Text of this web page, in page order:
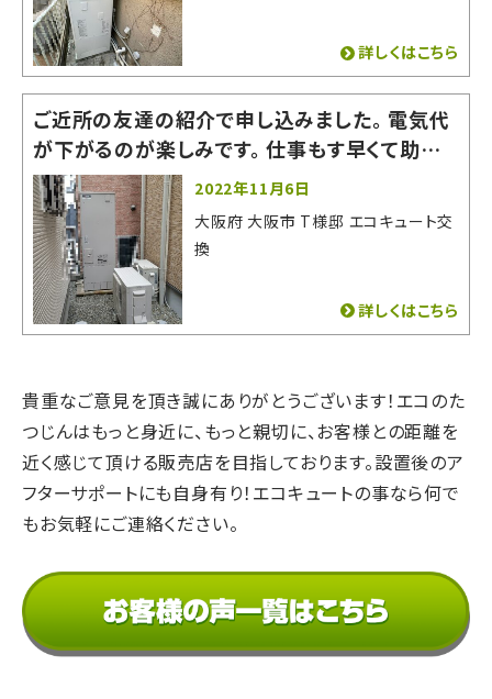
詳しくはこちら
ご近所の友達の紹介で申し込みました。 電気代
が下がるのが楽しみです。 仕事もす早くて助かり
ました。
2022年11月6日
大阪府 大阪市 T様邸 エコキュート交
換
詳しくはこちら
貴重なご意見を頂き誠にありがとうございます！ エコのた
つじんはもっと身近に、もっと親切に、お客様との距離を
近く感じて頂ける販売店を目指しております。設置後のア
フターサポートにも自身有り！ エコキュートの事なら何で
もお気軽にご連絡ください。